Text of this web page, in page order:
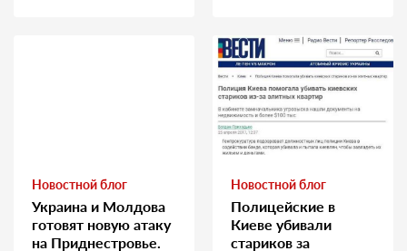
Новостной блог
Украина и Молдова
готовят новую атаку
на Приднестровье.
Новостной блог
Полицейские в
Киеве убивали
стариков за